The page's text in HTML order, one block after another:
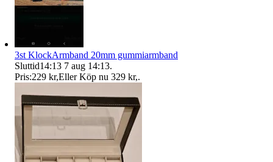
3st KlockArmband 20mm gummiarmband
Sluttid14:13 7 aug 14:13.
Pris:229 kr,Eller Köp nu 329 kr,.